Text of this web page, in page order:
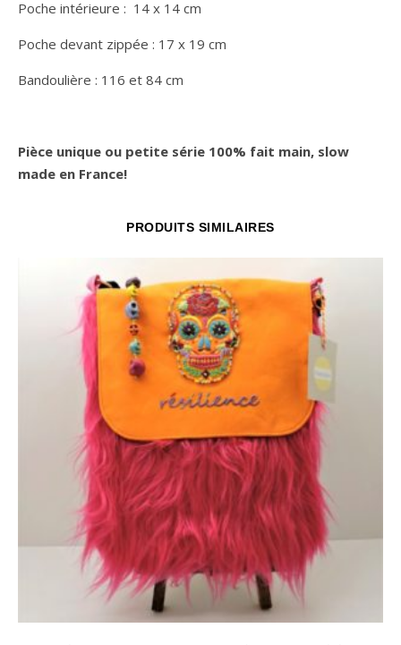
Poche intérieure : 14 x 14 cm
Poche devant zippée : 17 x 19 cm
Bandoulière : 116 et 84 cm
Pièce unique ou petite série 100% fait main, slow
made en France!
PRODUITS SIMILAIRES